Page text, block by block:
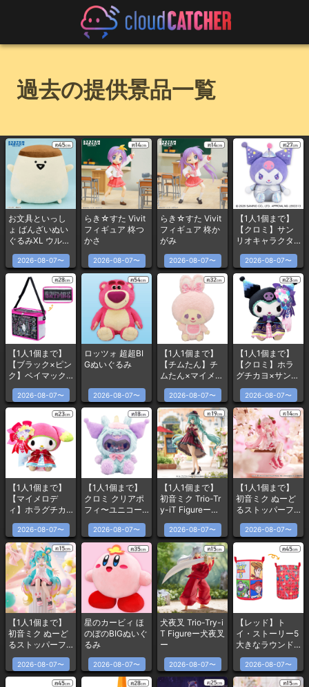
過去の提供景品一覧
お文具といっし
ょ ばんざいぬい
ぐるみXL ウルト
ラDX プリンさん
2026-08-07〜
らき☆すた Vivit
フィギュア 柊つ
かさ
2026-08-07〜
らき☆すた Vivit
フィギュア 柊か
がみ
2026-08-07〜
【1人1個まで】
【クロミ】サン
リオキャラクタ
ーズ トゥインク
ル★ユニバース
ドールBIGタイプ
2026-08-07〜
【1人1個まで】
【ブラック×ピン
ク】ベイマック
ス 保冷保温バッ
グ〜サンフラン
ソーキョー〜
2026-08-07〜
ロッツォ 超超BI
Gぬいぐるみ
2026-08-07〜
【1人1個まで】
【チムたん】チ
ムたん×マイメロ
ディ おそろいい
ちごリボンBIGぬ
いぐるみ
2026-08-07〜
【1人1個まで】
【クロミ】ホラ
グチカヨ×サンリ
オキャラクター
ズ BIGぬいぐる
み
2026-08-07〜
【1人1個まで】
【マイメロデ
ィ】ホラグチカ
ヨ×サンリオキャ
ラクターズ BIG
ぬいぐるみ
2026-08-07〜
【1人1個まで】
クロミ クリアポ
フィ〜ユニコー
ン〜
2026-08-07〜
【1人1個まで】
初音ミク Trio-Tr
y-iT Figureーお
でかけドレス・R
ED ver.ー
2026-08-07〜
【1人1個まで】
初音ミク ぬーど
るストッパーフ
ィギュアー桜ミ
ク2025ウィンク
ー
2026-08-07〜
【1人1個まで】
初音ミク ぬーど
るストッパーフ
ィギュアー10th
Anniversaryー
2026-08-07〜
星のカービィ ほ
のぼのBIGぬいぐ
るみ
2026-08-07〜
犬夜叉 Trio-Try-i
T Figureー犬夜叉
ー
2026-08-07〜
【レッド】ト
イ・ストーリー5
大きなラウンド
収納バスケット
2026-08-07〜